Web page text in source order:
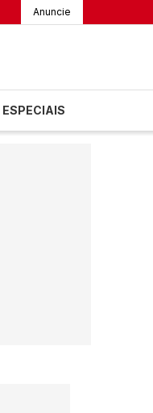
Anuncie
ESPECIAIS